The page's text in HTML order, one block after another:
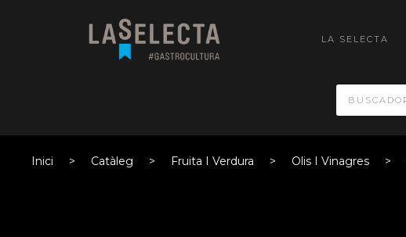
LA SELECTA
Inici Catàleg Fruita I Verdura Olis I Vinagres